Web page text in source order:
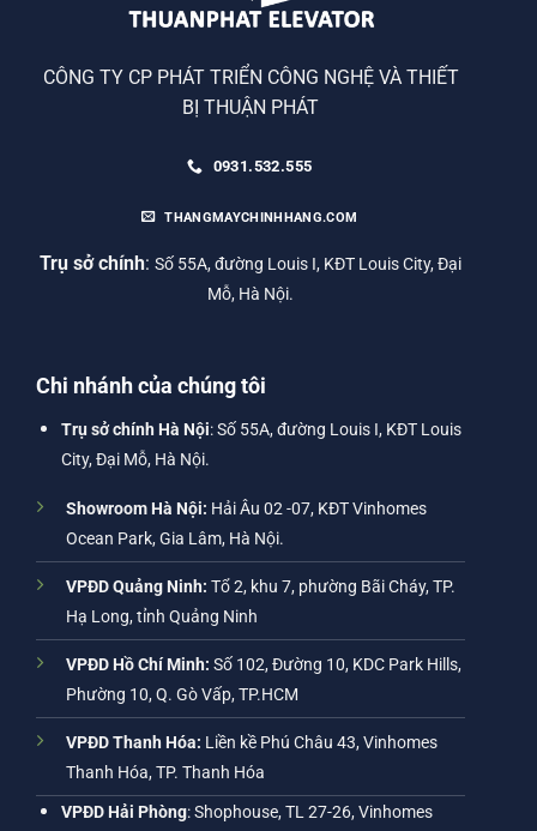
CÔNG TY CP PHÁT TRIỂN CÔNG NGHỆ VÀ THIẾT
BỊ THUẬN PHÁT
0931.532.555
THANGMAYCHINHHANG.COM
Trụ sở chính: Số 55A, đường Louis I, KĐT Louis City, Đại
Mỗ, Hà Nội.
Chi nhánh của chúng tôi
Trụ sở chính Hà Nội: Số 55A, đường Louis I, KĐT Louis
City, Đại Mỗ, Hà Nội.
Showroom Hà Nội: Hải Âu 02 -07, KĐT Vinhomes
Ocean Park, Gia Lâm, Hà Nội.
VPĐD Quảng Ninh: Tổ 2, khu 7, phường Bãi Cháy, TP.
Hạ Long, tỉnh Quảng Ninh
VPĐD Hồ Chí Minh: Số 102, Đường 10, KDC Park Hills,
Phường 10, Q. Gò Vấp, TP.HCM
VPĐD Thanh Hóa: Liền kề Phú Châu 43, Vinhomes
Thanh Hóa, TP. Thanh Hóa
VPĐD Hải Phòng: Shophouse, TL 27-26, Vinhomes